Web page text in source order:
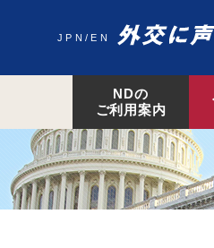
JPN EN
NDの
ご利用案内